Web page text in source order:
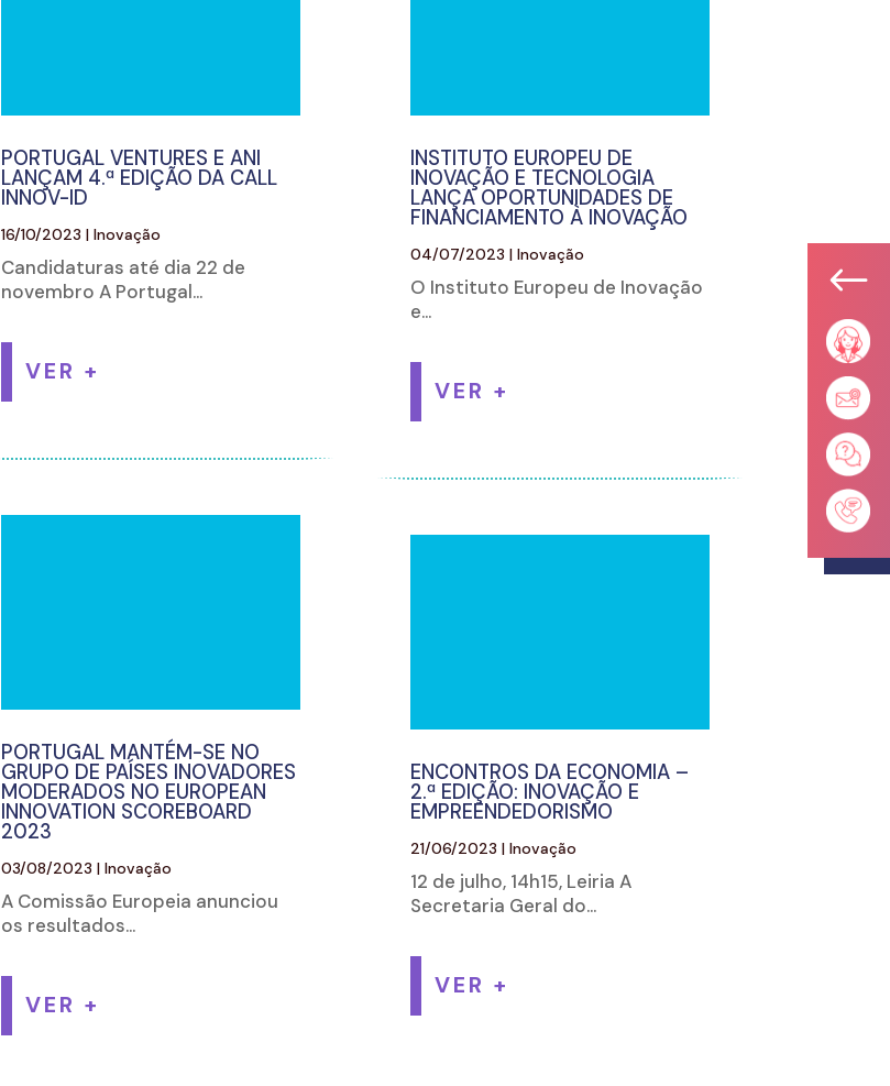
PORTUGAL VENTURES E ANI
LANÇAM 4.ª EDIÇÃO DA CALL
INNOV-ID
16/10/2023 |Inovação
Candidaturas até dia 22 de
novembro A Portugal...
VER +
PORTUGAL MANTÉM-SE NO
GRUPO DE PAÍSES INOVADORES
MODERADOS NO EUROPEAN
INNOVATION SCOREBOARD
2023
03/08/2023 |Inovação
A Comissão Europeia anunciou
os resultados...
VER +
INSTITUTO EUROPEU DE
INOVAÇÃO E TECNOLOGIA
LANÇA OPORTUNIDADES DE
FINANCIAMENTO À INOVAÇÃO
04/07/2023 | Inovação
O Instituto Europeu de Inovação
e...
VER +
ENCONTROS DA ECONOMIA –
2.ª EDIÇÃO: INOVAÇÃO E
EMPREENDEDORISMO
21/06/2023 | Inovação
12 de julho, 14h15, Leiria A
Secretaria Geral do...
VER +
#